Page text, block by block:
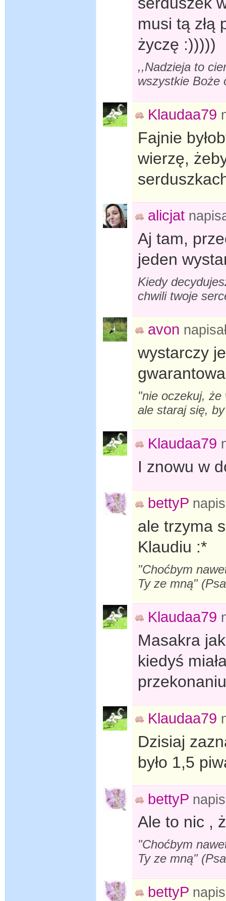
musi tą złą
życzę :)))))
,,Nadzieja to
wszystkie
Klaudaa79
Fajnie
wierzę,
alicjat
Aj tam,
jeden
Kiedy
chwili twoje
avon
wystarczy
"nie oczekuj,
ale staraj się,
Klaudaa79
I znowu w
bettyP
ale trzyma
Klaudiu :*
"Choćbym
Ty ze mną"
Klaudaa79
Masakra
kiedyś
Klaudaa79
Dzisiaj
było 1,5
bettyP
Ale to nic ,
"Choćbym
Ty ze mną"
bettyP